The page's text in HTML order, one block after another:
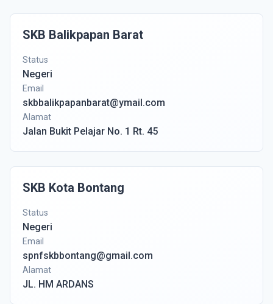
SKB Balikpapan Barat
Status
Negeri
Email
skbbalikpapanbarat@ymail.com
Alamat
Jalan Bukit Pelajar No. 1 Rt. 45
SKB Kota Bontang
Status
Negeri
Email
spnfskbbontang@gmail.com
Alamat
JL. HM ARDANS